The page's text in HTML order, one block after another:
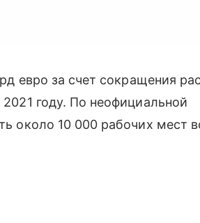
евро за счет сокращения
году. По неофициальной
около 10 000 рабочих мест